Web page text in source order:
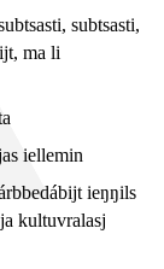
subtsasti,
ma li
iellemin
ieŋŋils
kultuvralasj